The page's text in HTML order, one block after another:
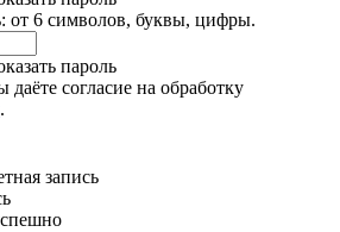
от 6 символов, буквы, цифры.
согласие на обработку
.
запись